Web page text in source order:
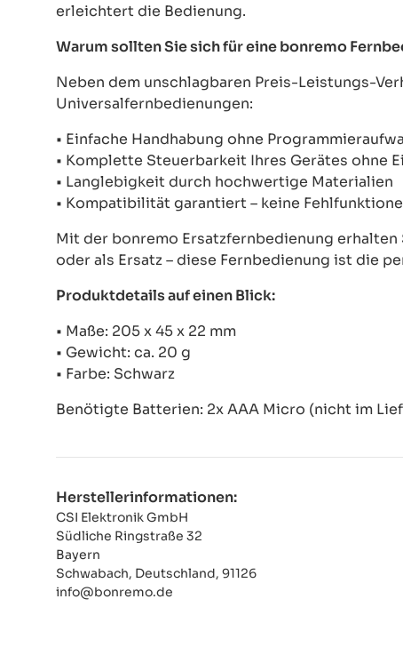
erleichtert die Bedienung.
Warum sollten Sie sich für eine bonremo
Neben dem unschlagbaren Preis-Leistungs-
Universalfernbedienungen:
• Einfache Handhabung ohne
• Komplette Steuerbarkeit Ihres Gerätes ohne
• Langlebigkeit durch hochwertige Materialien
• Kompatibilität garantiert – keine
Mit der bonremo Ersatzfernbedienung
oder als Ersatz – diese Fernbedienung ist die
Produktdetails auf einen Blick:
• Maße: 205 x 45 x 22 mm
• Gewicht: ca. 20 g
• Farbe: Schwarz
Benötigte Batterien: 2x AAA Micro (nicht im
Herstellerinformationen:
CSI Elektronik GmbH
Südliche Ringstraße 32
Bayern
Schwabach, Deutschland, 91126
info@bonremo.de